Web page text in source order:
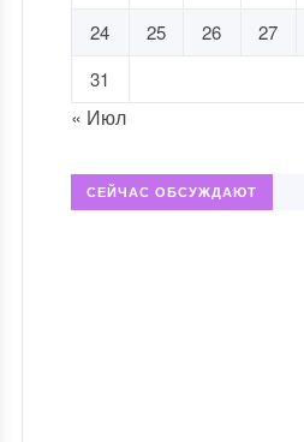
24
25 26 27
31
« Июл
СЕЙЧАС ОБСУЖДАЮТ